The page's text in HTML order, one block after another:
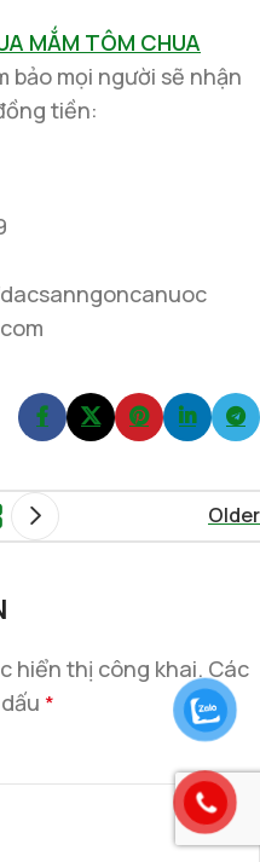
MẮM TÔM CHUA
bảo mọi người sẽ nhận
tiền:
Older
hiển thị công khai. Các
*